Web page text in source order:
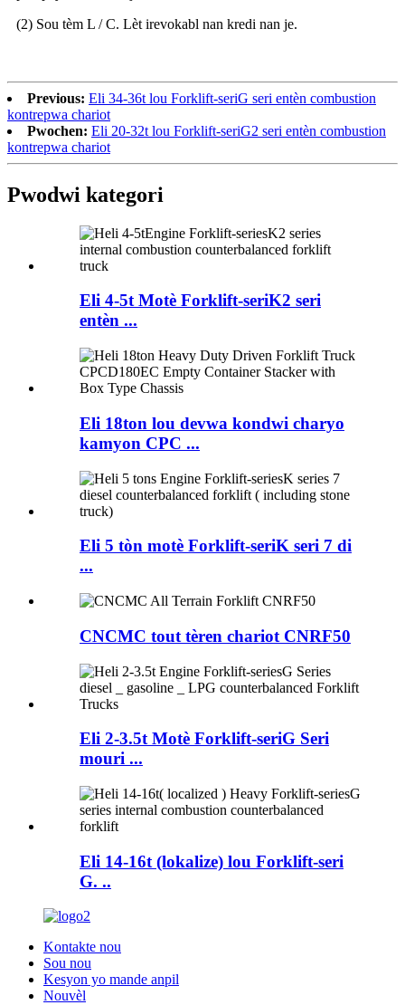
(2) Sou tèm L / C. Lèt irevokabl nan kredi nan je.
Previous: Eli 34-36t lou Forklift-seriG seri entèn combustion
kontrepwa chariot
Pwochen: Eli 20-32t lou Forklift-seriG2 seri entèn combustion
kontrepwa chariot
Pwodwi kategori
Eli 4-5t Motè Forklift-seriK2 seri
entèn ...
Eli 18ton lou devwa kondwi charyo
kamyon CPC ...
Eli 5 tòn motè Forklift-seriK seri 7 di
...
CNCMC tout tèren chariot CNRF50
Eli 2-3.5t Motè Forklift-seriG Seri
mouri ...
Eli 14-16t (lokalize) lou Forklift-seri
G. ..
Kontakte nou
Sou nou
Kesyon yo mande anpil
Nouvèl